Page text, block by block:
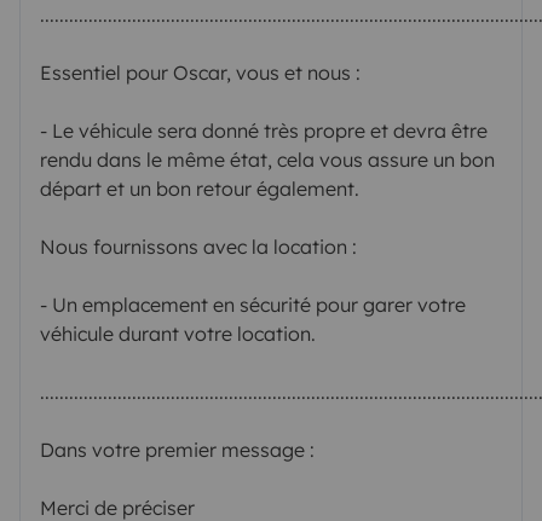
Essentiel pour Oscar, vous et nous :
- Le véhicule sera donné très propre et devra être
rendu dans le même état, cela vous assure un bon
départ et un bon retour également.
Nous fournissons avec la location :
- Un emplacement en sécurité pour garer votre
véhicule durant votre location.
Dans votre premier message :
Merci de préciser